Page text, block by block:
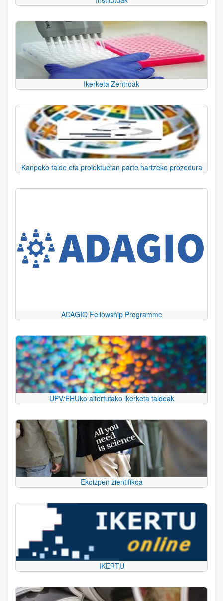
Ikerketa Zentroak
Kanpoko talde eta proiektuetan parte hartzeko prozedura
ADAGIO Fellowship Programme
UPV/EHUko aitortutako ikerketa taldeak
Ekoizpen zientifikoa
IKERTU